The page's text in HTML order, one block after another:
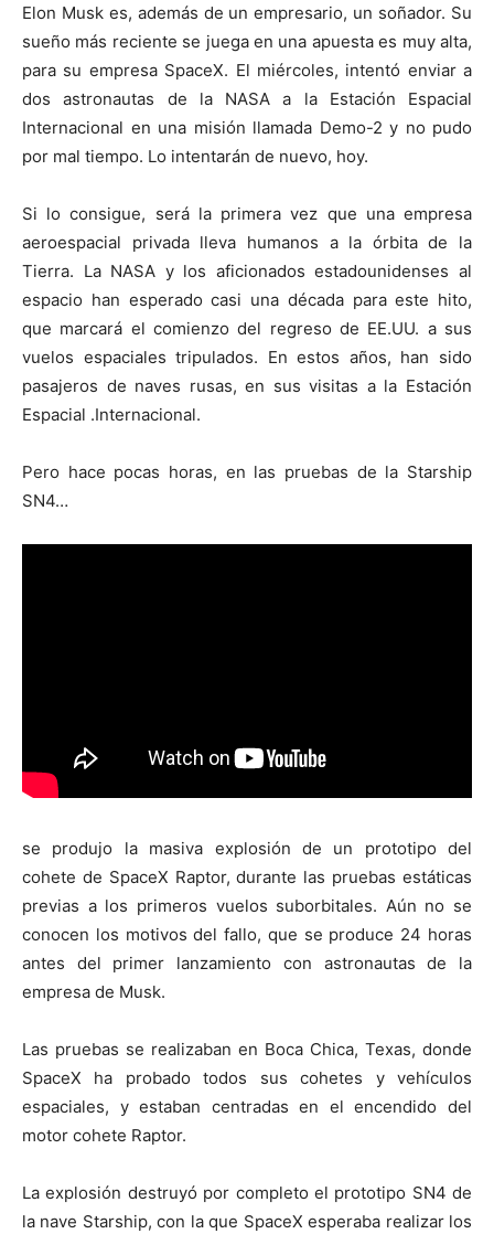
Elon Musk es, además de un empresario, un soñador. Su
sueño más reciente se juega en una apuesta es muy alta,
para su empresa SpaceX. El miércoles, intentó enviar a
dos astronautas de la NASA a la Estación Espacial
Internacional en una misión llamada Demo-2 y no pudo
por mal tiempo. Lo intentarán de nuevo, hoy.
Si lo consigue, será la primera vez que una empresa
aeroespacial privada lleva humanos a la órbita de la
Tierra. La NASA y los aficionados estadounidenses al
espacio han esperado casi una década para este hito,
que marcará el comienzo del regreso de EE.UU. a sus
vuelos espaciales tripulados. En estos años, han sido
pasajeros de naves rusas, en sus visitas a la Estación
Espacial .Internacional.
Pero hace pocas horas, en las pruebas de la Starship
SN4…
se produjo la masiva explosión de un prototipo del
cohete de SpaceX Raptor, durante las pruebas estáticas
previas a los primeros vuelos suborbitales. Aún no se
conocen los motivos del fallo, que se produce 24 horas
antes del primer lanzamiento con astronautas de la
empresa de Musk.
Las pruebas se realizaban en Boca Chica, Texas, donde
SpaceX ha probado todos sus cohetes y vehículos
espaciales, y estaban centradas en el encendido del
motor cohete Raptor.
La explosión destruyó por completo el prototipo SN4 de
la nave Starship, con la que SpaceX esperaba realizar los